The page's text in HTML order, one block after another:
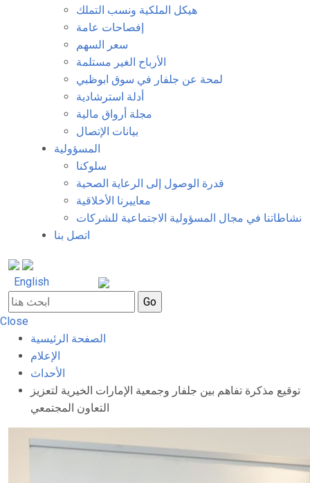
هيكل الملكية ونسب التملك
إفصاحات عامة
سعر السهم
الأرباح الغير مستلمة
لمحة عن جلفار في سوق ابوظبي
أدلة استرشادية
مجلة أرواق مالية
بيانات الإتصال
المسؤولية
سلوكنا
قدرة الوصول إلى الرعاية الصحية
معاييرنا الأخلاقية
نشاطاتنا في مجال المسؤولية الاجتماعية للشركات
اتصل بنا
English
Close
الصفحة الرئيسية
الإعلام
الأحداث
توقيع مذكرة تفاهم بين جلفار وجمعية الإمارات الخيرية لتعزيز
التعاون المجتمعي